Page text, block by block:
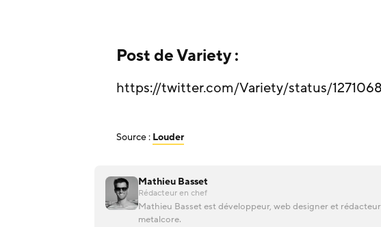
Post de Variety :
https://twitter.com/Variety/status/
Source : Louder
Mathieu Basset
Rédacteur en chef
Mathieu Basset est développeur, web designer et
metalcore.